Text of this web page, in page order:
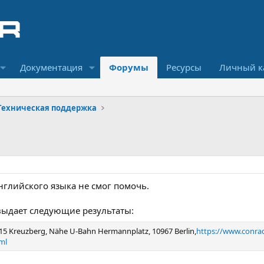
Документация Форумы Ресурсы Личный
поддержка
языка не смог помочь.
следующие результаты:
Kreuzberg, Nähe U-Bahn Hermannplatz, 10967 Berlin, https://